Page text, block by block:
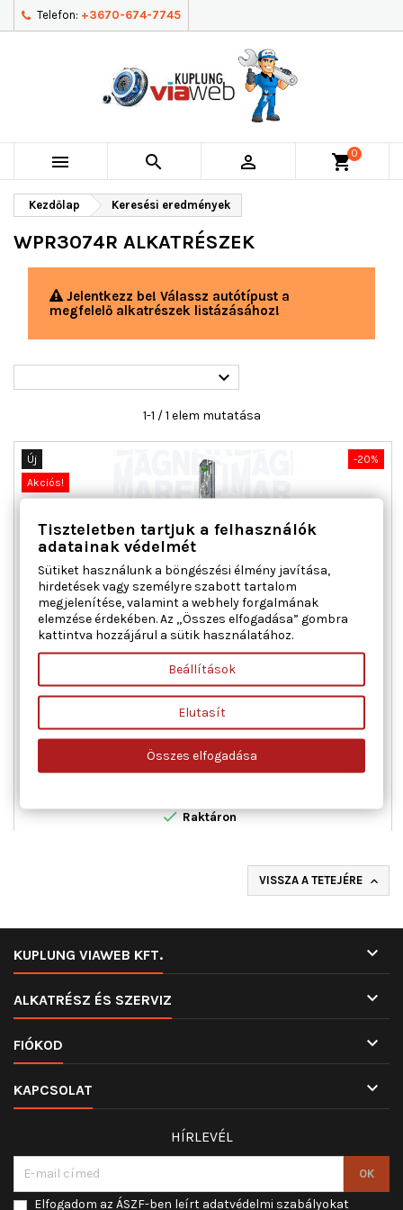
Telefon: +3670-674-7745
   shopping_cart0
Kezdőlap Keresési eredmények
WPR3074R ALKATRÉSZEK
Jelentkezz be! Válassz autótípust a
megfelelő alkatrészek listázásához!

1-1 / 1 elem mutatása
-20%
Új
Akciós!
MAGNETI MARELLI 350103161400 ABLAKEMELŐ JOBB ELSŐ
FIAT LANCIA
Ajtók száma : 5, Beépítési oldal : jobb első, Kiegészítő
cikk/kiegészítő info : Villanymotor nélkül, Működési mód :
elektromos, Páros cikkszám : 350103161300
Ár
31 481 FtNormál
39 351 Ft
Raktáron
VISSZA A TETEJÉRE 
KUPLUNG VIAWEB KFT. 
ALKATRÉSZ ÉS SZERVIZ 
FIÓKOD 
KAPCSOLAT 
HÍRLEVÉL
Elfogadom az ÁSZF-ben leírt adatvédelmi szabályokat
Tiszteletben tartjuk a felhasználók
adatainak védelmét
Sütiket használunk a böngészési élmény javítása,
hirdetések vagy személyre szabott tartalom
megjelenítése, valamint a webhely forgalmának
elemzése érdekében. Az „Összes elfogadása” gombra
kattintva hozzájárul a sütik használatához.
Beállítások
Elutasít
Összes elfogadása